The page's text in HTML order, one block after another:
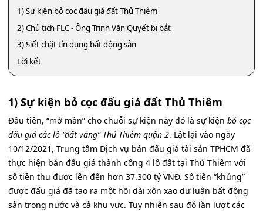
1) Sự kiện bỏ cọc đấu giá đất Thủ Thiêm
2) Chủ tịch FLC - Ông Trịnh Văn Quyết bị bắt
3) Siết chặt tín dụng bất động sản
Lời kết
1) Sự kiện bỏ cọc đấu giá đất Thủ Thiêm
Đầu tiên, “mở màn” cho chuỗi sự kiện này đó là sự kiện bỏ cọc
đấu giá các lô “đất vàng” Thủ Thiêm quận 2. Lật lại vào ngày
10/12/2021, Trung tâm Dịch vụ bán đấu giá tài sản TPHCM đã
thực hiện bán đấu giá thành công 4 lô đất tại Thủ Thiêm với
số tiền thu được lên đến hơn 37.300 tỷ VNĐ. Số tiền “khủng”
được đấu giá đã tạo ra một hồi dài xôn xao dư luận bất động
sản trong nước và cả khu vực. Tuy nhiên sau đó lần lượt các